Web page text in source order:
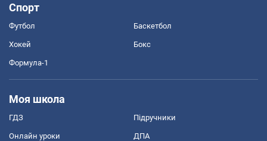
Спорт
Футбол Баскетбол
Хокей Бокс
Формула-1
Моя школа
ГДЗ Підручники
Онлайн уроки ДПА